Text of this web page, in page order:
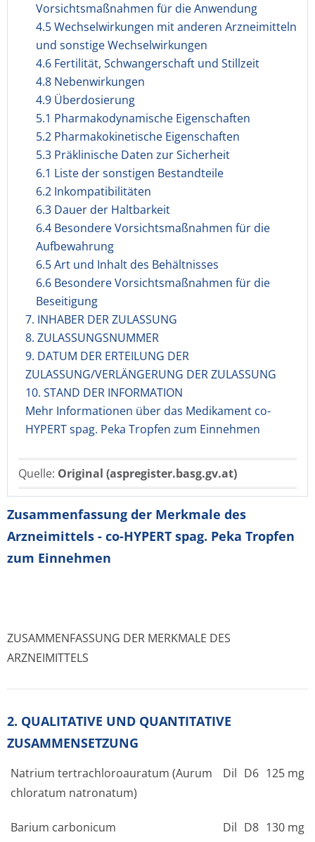
Vorsichtsmaßnahmen für die Anwendung
4.5 Wechselwirkungen mit anderen Arzneimitteln
und sonstige Wechselwirkungen
4.6 Fertilität, Schwangerschaft und Stillzeit
4.8 Nebenwirkungen
4.9 Überdosierung
5.1 Pharmakodynamische Eigenschaften
5.2 Pharmakokinetische Eigenschaften
5.3 Präklinische Daten zur Sicherheit
6.1 Liste der sonstigen Bestandteile
6.2 Inkompatibilitäten
6.3 Dauer der Haltbarkeit
6.4 Besondere Vorsichtsmaßnahmen für die
Aufbewahrung
6.5 Art und Inhalt des Behältnisses
6.6 Besondere Vorsichtsmaßnahmen für die
Beseitigung
7. INHABER DER ZULASSUNG
8. ZULASSUNGSNUMMER
9. DATUM DER ERTEILUNG DER
ZULASSUNG/VERLÄNGERUNG DER ZULASSUNG
10. STAND DER INFORMATION
Mehr Informationen über das Medikament co-
HYPERT spag. Peka Tropfen zum Einnehmen
Quelle: Original (aspregister.basg.gv.at)
Zusammenfassung der Merkmale des
Arzneimittels - co-HYPERT spag. Peka Tropfen
zum Einnehmen
ZUSAMMENFASSUNG DER MERKMALE DES
ARZNEIMITTELS
2. QUALITATIVE UND QUANTITATIVE
ZUSAMMENSETZUNG
Natrium tertrachloroauratum (Aurum
chloratum natronatum)
Dil D6 125 mg
Barium carbonicum Dil D8 130 mg